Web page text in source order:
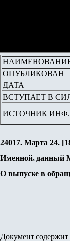
ОПУБЛИКОВАН
ДАТА
ВСТУПАЕТ В
ИСТОЧНИК ИНФ.
24017. Марта 24.
Именной, данный
О выпуске в
Документ